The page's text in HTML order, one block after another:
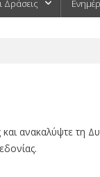
Δράσεις
και ανακαλύψτε τη